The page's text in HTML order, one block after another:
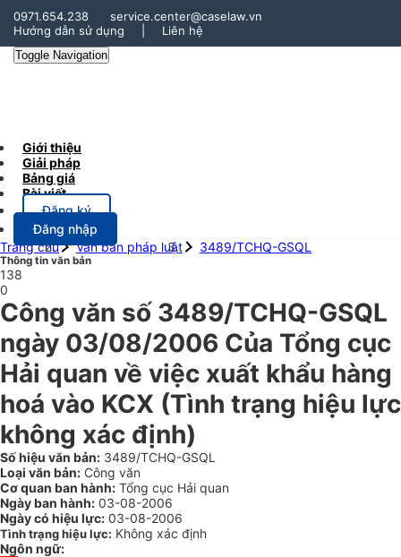
0971.654.238
service.center@caselaw.vn
Hướng dẫn sử dụng
Liên hệ
Toggle Navigation
Giới thiệu
Giải pháp
Bảng giá
Bài viết
Đăng ký
Đăng nhập
Trang chủ
Văn bản pháp luật 3489/TCHQ-GSQL
Thông tin văn bản
138
0
Công văn số 3489/TCHQ-GSQL
ngày 03/08/2006 Của Tổng cục
Hải quan về việc xuất khẩu hàng
hoá vào KCX (Tình trạng hiệu lực
không xác định)
Số hiệu văn bản: 3489/TCHQ-GSQL
Loại văn bản: Công văn
Cơ quan ban hành: Tổng cục Hải quan
Ngày ban hành: 03-08-2006
Ngày có hiệu lực: 03-08-2006
Tình trạng hiệu lực: Không xác định
Ngôn ngữ: